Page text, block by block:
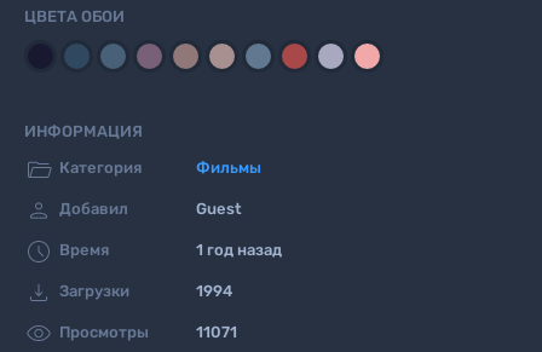
ЦВЕТА ОБОИ
ИНФОРМАЦИЯ
 Категория Фильмы
 Добавил Guest
 Время 1 год назад
 Загрузки 1994
 Просмотры 11071